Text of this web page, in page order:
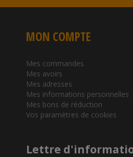
MON COMPTE
Mes commandes
Mes avoirs
Mes adresses
Mes informations personnelles
Mes bons de réduction
Vos paramètres de cookies
Lettre